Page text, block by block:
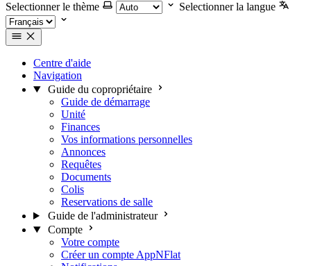
Selectionner le thème Selectionner la langue
Centre d'aide
Navigation
Guide du copropriétaire
Guide de démarrage
Unité
Finances
Vos informations personnelles
Annonces
Requêtes
Documents
Colis
Reservations de salle
Guide de l'administrateur
Compte
Votre compte
Créer un compte AppNFlat